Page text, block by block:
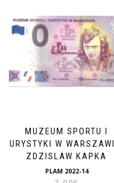
MUZEUM SPORTU I
TURYSTYKI W
ZDZISLAW KAPKA
PLAM 2022-14